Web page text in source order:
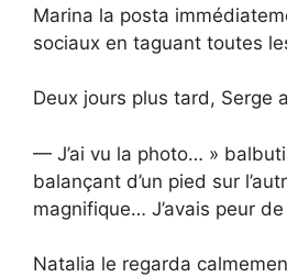
Marina la posta
sociaux en taguant toutes
Deux jours plus tard, Serge
— J’ai vu la photo… »
balançant d’un pied sur
magnifique… J’avais peur
Natalia le regarda